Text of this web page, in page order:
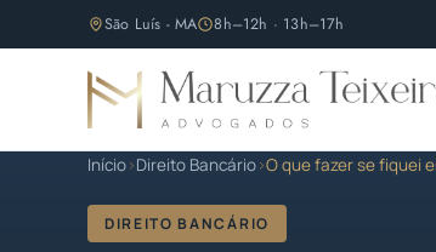
São Luís - MA 8h–12h · 13h–17h
Início›Direito Bancário›O que fazer se fiquei
DIREITO BANCÁRIO